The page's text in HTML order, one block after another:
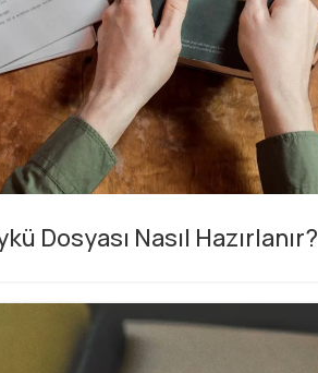
Dosyası Nasıl Hazırlanır?